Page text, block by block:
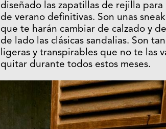
diseñado las zapatillas de rejilla para
de verano definitivas. Son unas
que te harán cambiar de calzado y
de lado las clásicas sandalias. Son tan
ligeras y transpirables que no te las
quitar durante todos estos meses.